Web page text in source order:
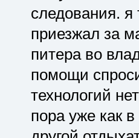
следования. я
приезжал за
питера во
помощи
технологий
пора уже как